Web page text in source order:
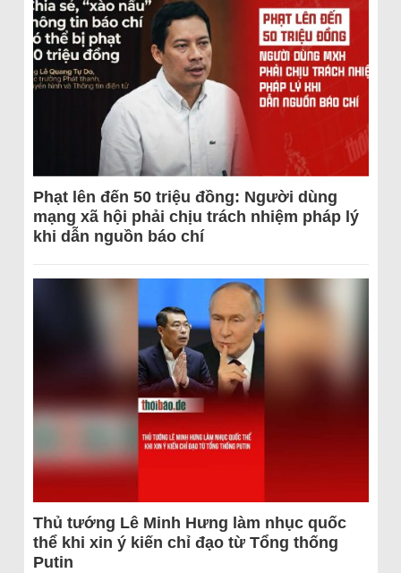
Phạt lên đến 50 triệu đồng: Người dùng
mạng xã hội phải chịu trách nhiệm pháp lý
khi dẫn nguồn báo chí
Thủ tướng Lê Minh Hưng làm nhục quốc
thể khi xin ý kiến chỉ đạo từ Tổng thống
Putin